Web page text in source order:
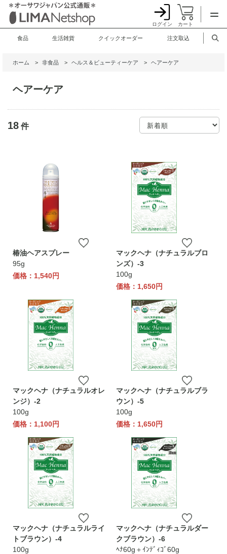
ログイン カート
食品 生活雑貨 クイックオーダー 注文取込
ホーム > 非食品 > ヘルス＆ビューティーケア > ヘアーケア
ヘアーケア
18 件
椿油ヘアスプレー
95g
価格：1,540円
マックヘナ（ナチュラルブロ
ンズ）-3
100g
価格：1,650円
マックヘナ（ナチュラルオレ
ンジ）-2
100g
価格：1,100円
マックヘナ（ナチュラルブラ
ウン）-5
100g
価格：1,650円
マックヘナ（ナチュラルライ
トブラウン）-4
100g
マックヘナ（ナチュラルダー
クブラウン）-6
ﾍﾅ60g＋ｲﾝﾃﾞｨｺﾞ60g